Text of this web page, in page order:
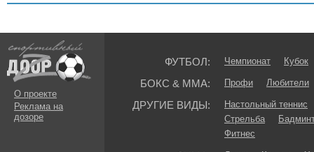
О проекте
Реклама на
дозоре
ФУТБОЛ: Чемпионат Кубок
БОКС & ММА: Профи Любители
ДРУГИЕ ВИДЫ:
Настольный теннис
Стрельба
Фитнес